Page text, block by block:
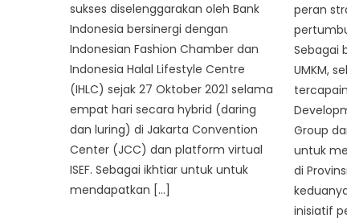
sukses diselenggarakan oleh Bank
Indonesia bersinergi dengan
Indonesian Fashion Chamber dan
Indonesia Halal Lifestyle Centre
(IHLC) sejak 27 Oktober 2021 selama
empat hari secara hybrid (daring
dan luring) di Jakarta Convention
Center (JCC) dan platform virtual
ISEF. Sebagai ikhtiar untuk untuk
mendapatkan […]
peran
Sebagai
UMKM,
Group
untuk
di
inisiatif